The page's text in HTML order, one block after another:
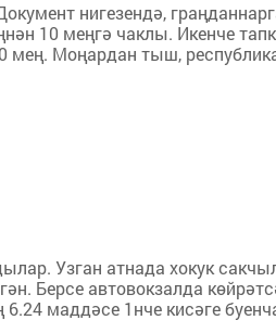
нигезендә,
10 меңгә чаклы. Икенче
мең. Моңардан тыш,
Узган атнада хокук
Берсе автовокзалда
маддәсе 1нче кисәге